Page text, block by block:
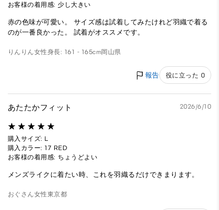
お客様の着用感: 少し大きい
赤の色味が可愛い。 サイズ感は試着してみたけれど羽織で着る
のが一番良かった。 試着がオススメです。
りんりん女性身長: 161 - 165cm岡山県
報告 役に立った 0
あたたかフィット 2026/6/10
購入サイズ: L
購入カラー: 17 RED
お客様の着用感: ちょうどよい
メンズライクに着たい時、これを羽織るだけできまります。
おぐさん女性東京都